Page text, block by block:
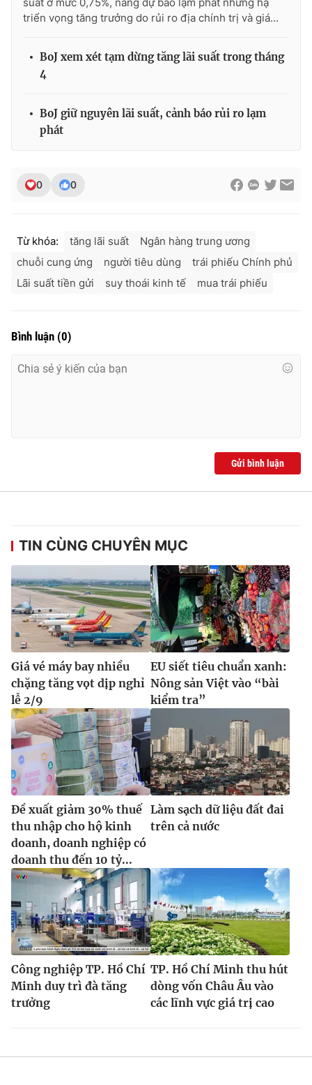
Ðiện thoại Thời báo VTV:024.66 897 897
toasoan@vtv.vn
® Cấm sao chép dưới mọi hình thức nếu không có sự chấp
thuận bằng văn bản. Ghi rõ nguồn VTV.vn khi phát hành lại
thông tin từ website này.
triển vọng tăng trưởng do rủi ro địa chính trị và giá...
BoJ xem xét tạm dừng tăng lãi suất trong tháng
4
BoJ giữ nguyên lãi suất, cảnh báo rủi ro lạm
phát
0 0
Từ khóa: tăng lãi suất
Ngân hàng trung ương
chuỗi cung ứng
người tiêu dùng
trái phiếu Chính phủ
Lãi suất tiền gửi
suy thoái kinh tế mua trái phiếu
Bình luận (0)
Gửi bình luận
TIN CÙNG CHUYÊN MỤC
Giá vé máy bay nhiều
chặng tăng vọt dịp nghỉ
lễ 2/9
EU siết tiêu chuẩn xanh:
Nông sản Việt vào “bài
kiểm tra”
Đề xuất giảm 30% thuế
thu nhập cho hộ kinh
doanh, doanh nghiệp có
doanh thu đến 10 tỷ...
Làm sạch dữ liệu đất đai
trên cả nước
Công nghiệp TP. Hồ Chí
Minh duy trì đà tăng
trưởng
TP. Hồ Chí Minh thu hút
dòng vốn Châu Âu vào
các lĩnh vực giá trị cao